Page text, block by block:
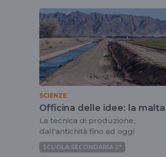
tag
lamalta
SCIENZE
Officina delle idee: la malta
La tecnica di produzione,
dall'antichità fino ad oggi
SCUOLA SECONDARIA 2°